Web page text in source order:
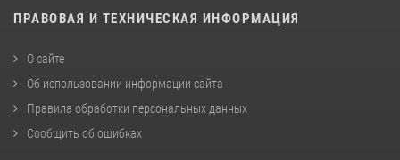
ПРАВОВАЯ И ТЕХНИЧЕСКАЯ ИНФОРМАЦИЯ
О сайте
Об использовании информации сайта
Правила обработки персональных данных
Сообщить об ошибках